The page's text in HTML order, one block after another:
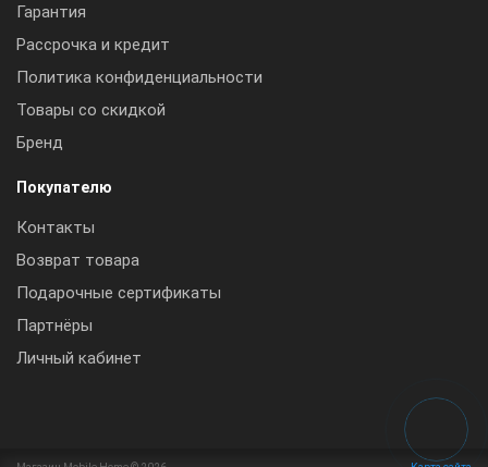
Гарантия
Рассрочка и кредит
Политика конфиденциальности
Товары со скидкой
Бренд
Покупателю
Контакты
Возврат товара
Подарочные сертификаты
Партнёры
Личный кабинет